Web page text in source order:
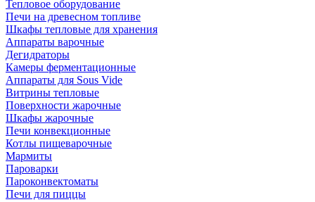
Тепловое оборудование
Печи на древесном топливе
Шкафы тепловые для хранения
Аппараты варочные
Дегидраторы
Камеры ферментационные
Аппараты для Sous Vide
Витрины тепловые
Поверхности жарочные
Шкафы жарочные
Печи конвекционные
Котлы пищеварочные
Мармиты
Пароварки
Пароконвектоматы
Печи для пиццы